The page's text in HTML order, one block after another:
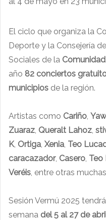
El ciclo que organiza la
Deporte y la Consejería
Sociales de la
año 82 conciertos
municipios de la región.
Artistas como Cariño
Zuaraz Queralt Lahoz
K Ortiga Xenia Teo
caracazador, Casero Teo
Veréis , entre otras
Sesión Vermú 2025
semana del 5 al 27 de